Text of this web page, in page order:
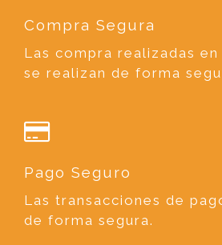
Compra Segura
Las compra realizadas
se realizan de forma
Pago Seguro
Las transacciones de
de forma segura.